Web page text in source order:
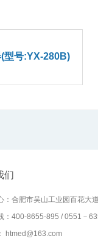
型号:YX-280B)
们
：合肥市吴山工业园百花大
：400-8655-895 / 0551－
htmed@163.com